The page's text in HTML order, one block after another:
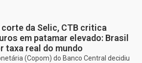
da Selic, CTB critica
em patamar elevado: Brasil
taxa real do mundo
(Copom) do Banco Central decidiu